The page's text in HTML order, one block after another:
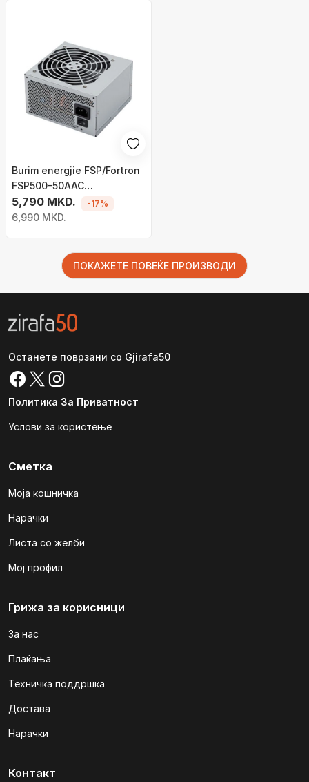
Burim energjie FSP/Fortron
FSP500-50AAC
9PA500C708 , 500W
5,790 MKD.
6,990 MKD.
-17%
ПОКАЖЕТЕ ПОВЕЌЕ ПРОИЗВОДИ
Останете поврзани со Gjirafa50
Политика За Приватност
Услови за користење
Сметка
Моја кошничка
Нарачки
Листа со желби
Мој профил
Грижа за корисници
За нас
Плаќања
Техничка поддршка
Достава
Нарачки
Контакт